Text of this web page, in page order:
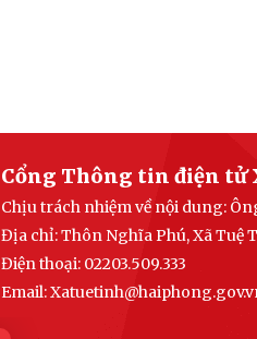
Cổng Thông tin điện tử
Chịu trách nhiệm về nội dung:
Địa chỉ: Thôn Nghĩa Phú, Xã Tuệ
Điện thoại: 02203.509.333
Email: